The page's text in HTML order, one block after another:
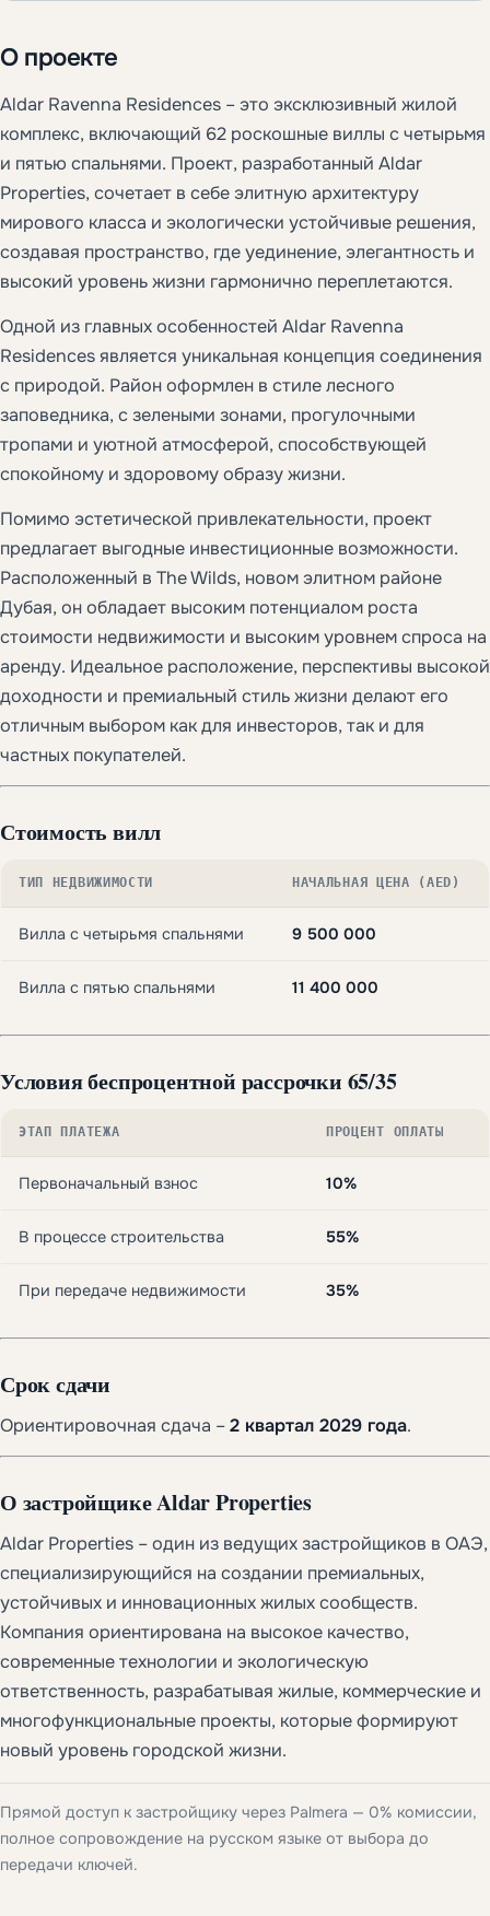
О проекте
Aldar Ravenna Residences – это эксклюзивный жилой
комплекс, включающий 62 роскошные виллы с четырьмя
и пятью спальнями. Проект, разработанный Aldar
Properties, сочетает в себе элитную архитектуру
мирового класса и экологически устойчивые решения,
создавая пространство, где уединение, элегантность и
высокий уровень жизни гармонично переплетаются.
Одной из главных особенностей Aldar Ravenna
Residences является уникальная концепция соединения
с природой. Район оформлен в стиле лесного
заповедника, с зелеными зонами, прогулочными
тропами и уютной атмосферой, способствующей
спокойному и здоровому образу жизни.
Помимо эстетической привлекательности, проект
предлагает выгодные инвестиционные возможности.
Расположенный в The Wilds, новом элитном районе
Дубая, он обладает высоким потенциалом роста
стоимости недвижимости и высоким уровнем спроса на
аренду. Идеальное расположение, перспективы высокой
доходности и премиальный стиль жизни делают его
отличным выбором как для инвесторов, так и для
частных покупателей.
Стоимость вилл
ТИП НЕДВИЖИМОСТИ НАЧАЛЬНАЯ ЦЕНА (AED)
Вилла с четырьмя спальнями 9 500 000
Вилла с пятью спальнями 11 400 000
Условия беспроцентной рассрочки 65/35
ЭТАП ПЛАТЕЖА ПРОЦЕНТ ОПЛАТЫ
Первоначальный взнос 10%
В процессе строительства 55%
При передаче недвижимости 35%
Срок сдачи
Ориентировочная сдача –2 квартал 2029 года.
О застройщике Aldar Properties
Aldar Properties – один из ведущих застройщиков в ОАЭ,
специализирующийся на создании премиальных,
устойчивых и инновационных жилых сообществ.
Компания ориентирована на высокое качество,
современные технологии и экологическую
ответственность, разрабатывая жилые, коммерческие и
многофункциональные проекты, которые формируют
новый уровень городской жизни.
Прямой доступ к застройщику через Palmera — 0% комиссии,
полное сопровождение на русском языке от выбора до
передачи ключей.